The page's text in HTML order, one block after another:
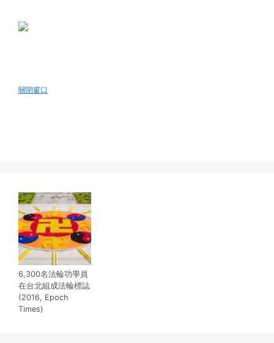
關閉窗口
6,300名法輪功學員
在台北組成法輪標誌
(2016, Epoch
Times)